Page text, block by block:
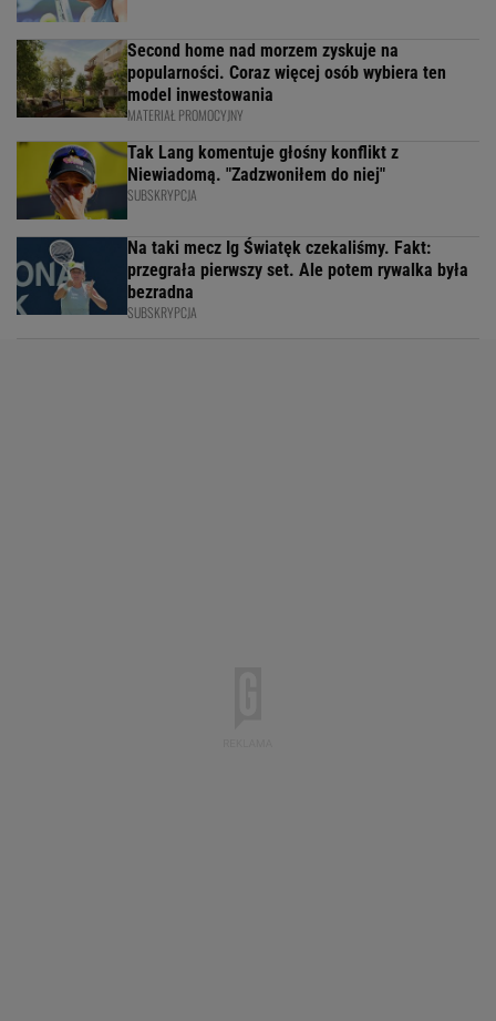
Second home nad morzem zyskuje na
popularności. Coraz więcej osób wybiera ten
model inwestowania
MATERIAŁ PROMOCYJNY
Tak Lang komentuje głośny konflikt z
Niewiadomą. "Zadzwoniłem do niej"
SUBSKRYPCJA
Na taki mecz Ig Światęk czekaliśmy. Fakt:
przegrała pierwszy set. Ale potem rywalka była
bezradna
SUBSKRYPCJA